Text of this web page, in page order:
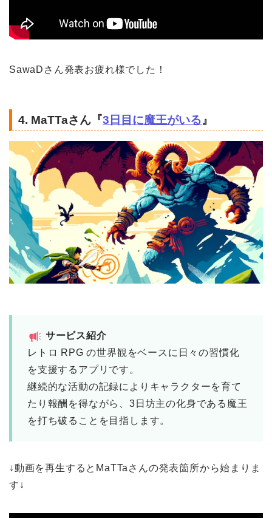
SawaDさん発表お疲れ様でした！
4. MaTTaさん 『3日目に魔王がいる』
サービス紹介
レトロ RPG の世界観をベースに日々の習慣化
を支援するアプリです。
継続的な活動の記録によりキャラクターを育て
たり報酬を得ながら、3日坊主の化身である魔王
を打ち破ることを目指します。
↓動画を再生するとMaTTaさんの発表箇所から始まりま
す↓